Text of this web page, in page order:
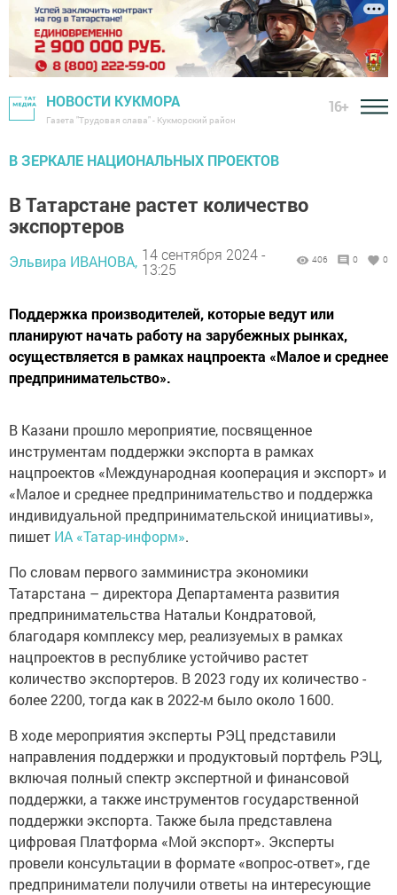
НОВОСТИ КУКМОРА
Газета "Трудовая слава" - Кукморский район
16+
В ЗЕРКАЛЕ НАЦИОНАЛЬНЫХ ПРОЕКТОВ
В Татарстане растет количество
экспортеров
Эльвира ИВАНОВА, 14 сентября 2024 -
13:25
406 0 0
Поддержка производителей, которые ведут или
планируют начать работу на зарубежных рынках,
осуществляется в рамках нацпроекта «Малое и среднее
предпринимательство».
В Казани прошло мероприятие, посвященное
инструментам поддержки экспорта в рамках
нацпроектов «Международная кооперация и экспорт» и
«Малое и среднее предпринимательство и поддержка
индивидуальной предпринимательской инициативы»,
пишет ИА «Татар-информ».
По словам первого замминистра экономики
Татарстана – директора Департамента развития
предпринимательства Натальи Кондратовой,
благодаря комплексу мер, реализуемых в рамках
нацпроектов в республике устойчиво растет
количество экспортеров. В 2023 году их количество -
более 2200, тогда как в 2022-м было около 1600.
В ходе мероприятия эксперты РЭЦ представили
направления поддержки и продуктовый портфель РЭЦ,
включая полный спектр экспертной и финансовой
поддержки, а также инструментов государственной
поддержки экспорта. Также была представлена
цифровая Платформа «Мой экспорт». Эксперты
провели консультации в формате «вопрос-ответ», где
предприниматели получили ответы на интересующие